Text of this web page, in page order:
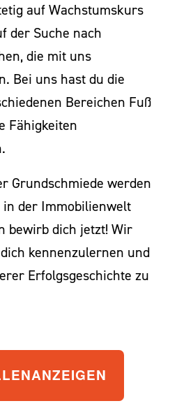
auf Wachstumskurs
der Suche nach
die mit uns
Bei uns hast du die
Bereichen Fuß
Fähigkeiten
Grundschmiede werden
der Immobilienwelt
bewirb dich jetzt! Wir
kennenzulernen und
Erfolgsgeschichte zu